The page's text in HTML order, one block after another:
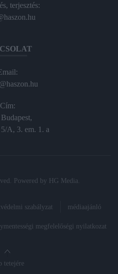
terjesztés:
Cím:
A, 3. em. 1. a
Powered by HG Media
szabályzat médiaajánló
megfelelőségi nyilatkozat
tetejére